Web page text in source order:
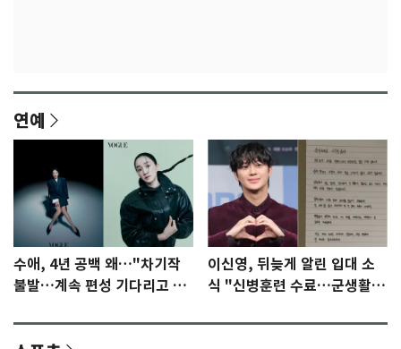
연예
수애, 4년 공백 왜…"차기작
불발…계속 편성 기다리고 있
이신영, 뒤늦게 알린 입대 소
식 "신병훈련 수료…군생활